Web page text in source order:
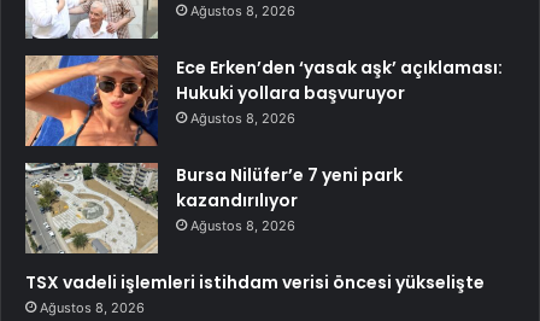
Ağustos 8, 2026
Ece Erken’den ‘yasak aşk’ açıklaması:
Hukuki yollara başvuruyor
Ağustos 8, 2026
Bursa Nilüfer’e 7 yeni park
kazandırılıyor
Ağustos 8, 2026
TSX vadeli işlemleri istihdam verisi öncesi yükselişte
Ağustos 8, 2026